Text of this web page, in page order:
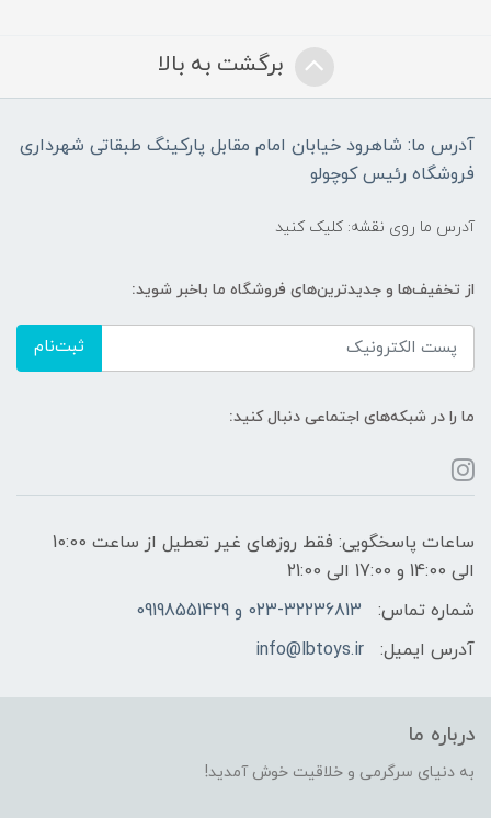
برگشت به بالا
آدرس ما: شاهرود خیابان امام مقابل پارکینگ طبقاتی شهرداری
فروشگاه رئیس کوچولو
آدرس ما روی نقشه: کلیک کنید
از تخفیف‌ها و جدیدترین‌های فروشگاه ما باخبر شوید:
ثبت‌نام
ما را در شبکه‌های اجتماعی دنبال کنید:
ساعات پاسخگویی: فقط روزهای غیر تعطیل از ساعت 10:00
الی 14:00 و 17:00 الی 21:00
شماره تماس:
023-32236813 و 09198551429
آدرس ایمیل:
info@lbtoys.ir
درباره ما
به دنیای سرگرمی و خلاقیت خوش آمدید!